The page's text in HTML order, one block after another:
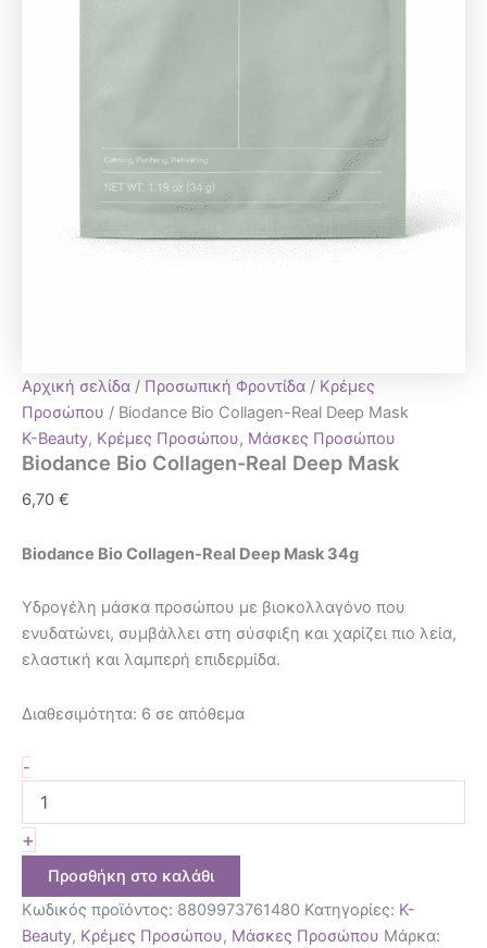
Αρχική σελίδα / Προσωπική Φροντίδα / Κρέμες
Προσώπου / Biodance Bio Collagen-Real Deep Mask
K-Beauty, Κρέμες Προσώπου, Μάσκες Προσώπου
Biodance Bio Collagen-Real Deep Mask
6,70 €
Biodance Bio Collagen-Real Deep Mask 34g
Υδρογέλη μάσκα προσώπου με βιοκολλαγόνο που
ενυδατώνει, συμβάλλει στη σύσφιξη και χαρίζει πιο λεία,
ελαστική και λαμπερή επιδερμίδα.
Διαθεσιμότητα: 6 σε απόθεμα
-
+
Προσθήκη στο καλάθι
Κωδικός προϊόντος: 8809973761480 Κατηγορίες: K-
Beauty, Κρέμες Προσώπου, Μάσκες Προσώπου Μάρκα: